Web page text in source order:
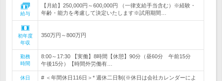
給与
【月給】250,000円～600,000円 （一律支給手当含む）※経験・
年齢・能力を考慮して決定いたします※試用期間…
初年度
年収
350万円～800万円
勤務
時間
8:00～17:30 【実働】8時間【休憩】90分（昼60分 午前15分
午後15分）【時間外労働有…
休日
# ＜年間休日116日＞* 週休二日制(※休日は会社カレンダーによ